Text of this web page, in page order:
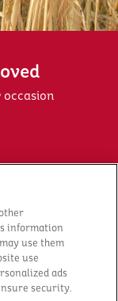
occasion
information
use them
use
ads
security.